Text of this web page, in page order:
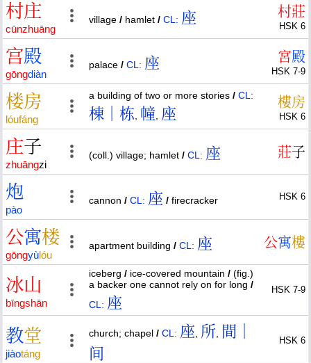
村庄
cūnzhuāng
village / hamlet / CL: 座 村莊
HSK 6
宫殿
gōngdiàn
palace / CL: 座 宮殿
HSK 7-9
楼房
lóufáng
a building of two or more stories / CL:
棟｜栋 幢 座
樓房
HSK 6
庄子
zhuāngzi
(coll.) village; hamlet / CL: 座 莊子
炮
pào
cannon / CL: 座 / firecracker HSK 6
公寓楼
gōngyùlóu
apartment building / CL: 座 公寓樓
冰山
bīngshān
iceberg / ice-covered mountain / (fig.)
a backer one cannot rely on for long /
CL: 座
HSK 7-9
教堂
jiàotáng
church; chapel / CL: 座 所 間｜
间
HSK 6